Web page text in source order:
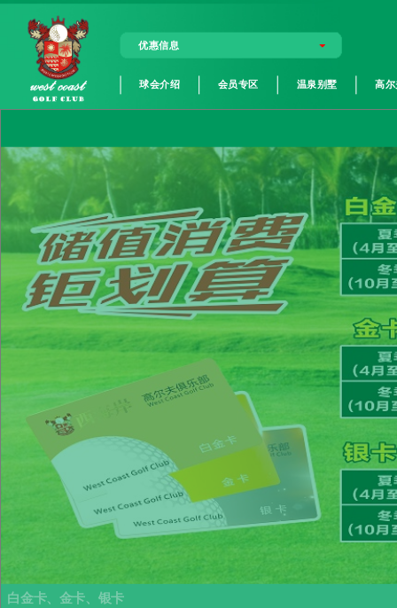
优惠信息
球会介绍 会员专区 温泉别墅 高
白金卡、金卡、银卡